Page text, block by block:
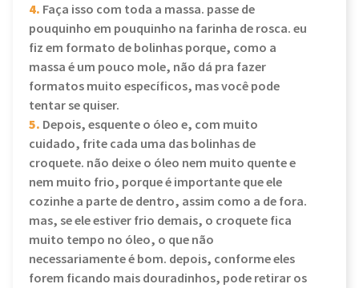
4. Faça isso com toda a massa. passe de
pouquinho em pouquinho na farinha de rosca. eu
fiz em formato de bolinhas porque, como a
massa é um pouco mole, não dá pra fazer
formatos muito específicos, mas você pode
tentar se quiser.
5. Depois, esquente o óleo e, com muito
cuidado, frite cada uma das bolinhas de
croquete. não deixe o óleo nem muito quente e
nem muito frio, porque é importante que ele
cozinhe a parte de dentro, assim como a de fora.
mas, se ele estiver frio demais, o croquete fica
muito tempo no óleo, o que não
necessariamente é bom. depois, conforme eles
forem ficando mais douradinhos, pode retirar os